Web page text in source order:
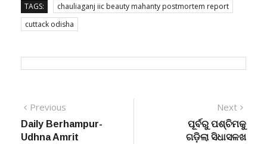
TAGS:
chauliaganj iic beauty mahanty postmortem report
cuttack odisha
Post
navigation
Previous
post:
Daily Berhampur-
Udhna Amrit
Next
post:
ପୂର୍ବରୁ ପଶ୍ଚିମକୁ
ଗଡ଼ିଲା ସିଧାସଳଖ